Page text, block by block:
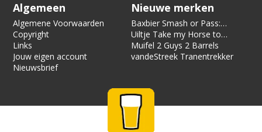
Algemeen
Algemene Voorwaarden
Copyright
Links
Jouw eigen account
Nieuwsbrief
Nieuwe merken
Baxbier Smash or Pass:
Strata
Uiltje Take my Horse to
the Hotel Room
Muifel 2 Guys 2 Barrels
vandeStreek Tranentrekker